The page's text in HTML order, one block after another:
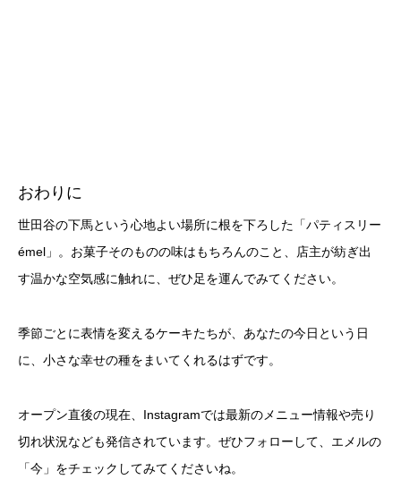
おわりに
世田谷の下馬という心地よい場所に根を下ろした「パティスリー
émel」。お菓子そのものの味はもちろんのこと、店主が紡ぎ出
す温かな空気感に触れに、ぜひ足を運んでみてください。
季節ごとに表情を変えるケーキたちが、あなたの今日という日
に、小さな幸せの種をまいてくれるはずです。
オープン直後の現在、Instagramでは最新のメニュー情報や売り
切れ状況なども発信されています。ぜひフォローして、エメルの
「今」をチェックしてみてくださいね。